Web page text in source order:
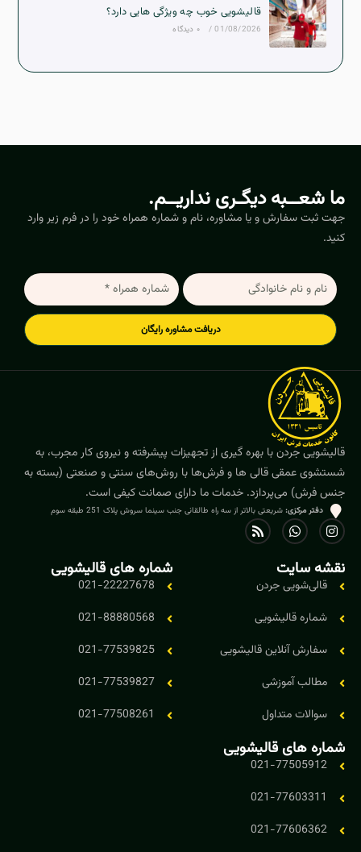
قالیشویی خوب چه ویژگی هایی دارد؟
01/08/2026
/ ۰ دیدگاه
ما شعــبه دیگـری نداریــم.
جهت ثبت سفارش و یا مشاوره، نام و شماره همراه خود را در فرم زیر وارد
کنید.
دریافت مشاوره رایگان
قالیشویی جردن با بهره گیری از تجهیزات پیشرفته و نیروی کار مجرب، به
شستشوی عمقی قالی ها و فرش‌ها با روش‌های سنتی و صنعتی (بسته به
جنس فرش) می‌پردازد. خدمات ما دارای صمانت کیفی است.
دفتر مرکزی: شریعتی بالاتر از سه راه طالقانی جنب سینما سروش پلاک 251 طبقه سوم
نقشه سایت
قالی‌شویی جردن
شماره قالیشویی
سفارش آنلاین قالیشویی
مطالب آموزشی
سوالات متداول
شماره های قالیشویی
021-22227678
021-88880568
021-77539825
021-77539827
021-77508261
شماره های قالیشویی
021-77505912
021-77603311
021-77606362